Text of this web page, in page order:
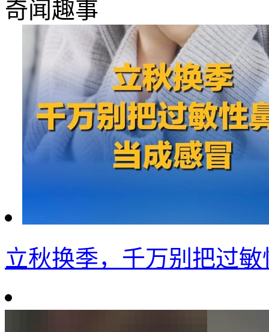
奇闻趣事
立秋换季，千万别把过